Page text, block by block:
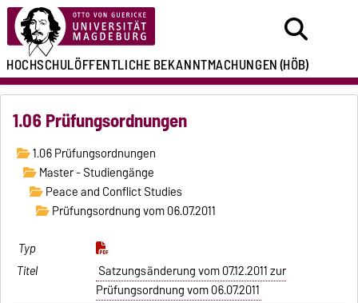
HOCHSCHULÖFFENTLICHEBEKANNTMACHUNGEN(HÖB)
1.06 Prüfungsordnungen
1.06 Prüfungsordnungen
Master - Studiengänge
Peace and Conflict Studies
Prüfungsordnung vom 06.07.2011
Satzungsänderung vom 07.12.2011 zur
Prüfungsordnung vom 06.07.2011